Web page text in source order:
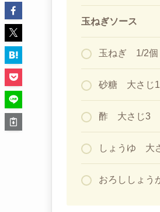
玉ねぎソース
玉ねぎ 1/2個
砂糖 大さじ1
酢 大さじ3
しょうゆ 大
おろししょ